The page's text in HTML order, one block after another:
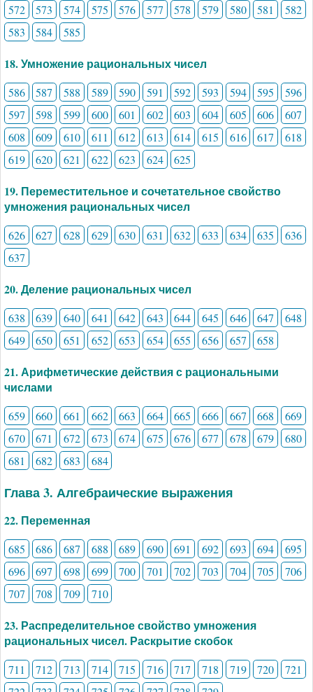
572 573 574 575 576 577 578 579 580 581
582
583
584 585
18. Умножение рациональных чисел
586 587 588 589 590 591 592 593 594 595
596
597
598 599 600 601 602 603 604 605 606
607
608
609 610 611 612 613 614 615 616 617
618
619
620 621 622 623 624 625
19. Переместительное и сочетательное свойство
умножения рациональных чисел
626 627 628 629 630 631 632 633 634 635
636
637
20. Деление рациональных чисел
638 639 640 641 642 643 644 645 646 647
648
649
650 651 652 653 654 655 656 657 658
21. Арифметические действия с рациональными
числами
659 660 661 662 663 664 665 666 667 668
669
670
671 672 673 674 675 676 677 678 679
680
681
682 683 684
Глава 3. Алгебраические выражения
22. Переменная
685 686 687 688 689 690 691 692 693 694
695
696
697 698 699 700 701 702 703 704 705
706
707
708 709 710
23. Распределительное свойство умножения
рациональных чисел. Раскрытие скобок
711 712 713 714 715 716 717 718 719 720
721